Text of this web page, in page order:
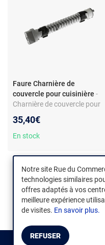
Faure Charnière de
couvercle pour cuisinière -
Charnière de couvercle pour
modèle CGC696X - Pièce
droite - Métal gris clair
35,40€
En stock
1
Notre site Rue du
technologies similaires
offres adaptés à vos
meilleure expérience
de visites. En savoir plus.
REFUSER